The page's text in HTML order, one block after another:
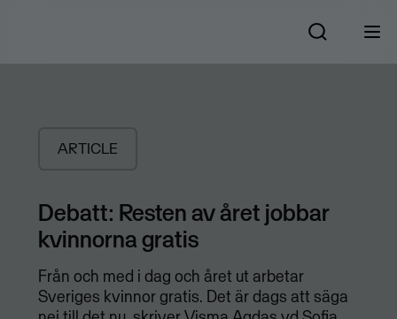
ARTICLE
​Debatt: Resten av året jobbar
kvinnorna gratis
Från och med i dag och året ut arbetar
Sveriges kvinnor gratis. Det är dags att säga